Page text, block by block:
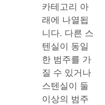
카테고리 아
래에 나열됩
니다. 다른 스
텐실이 동일
한 범주를 가
질 수 있거나
스텐실이 둘
이상의 범주